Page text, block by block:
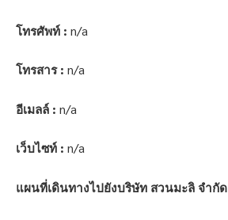
โทรศัพท์ : n/a
โทรสาร : n/a
อีเมลล์ : n/a
เว็บไซท์ : n/a
แผนที่เดินทางไปยังบริษัท สวนมะลิ จำกัด